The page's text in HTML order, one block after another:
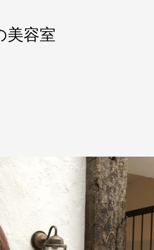
美容室